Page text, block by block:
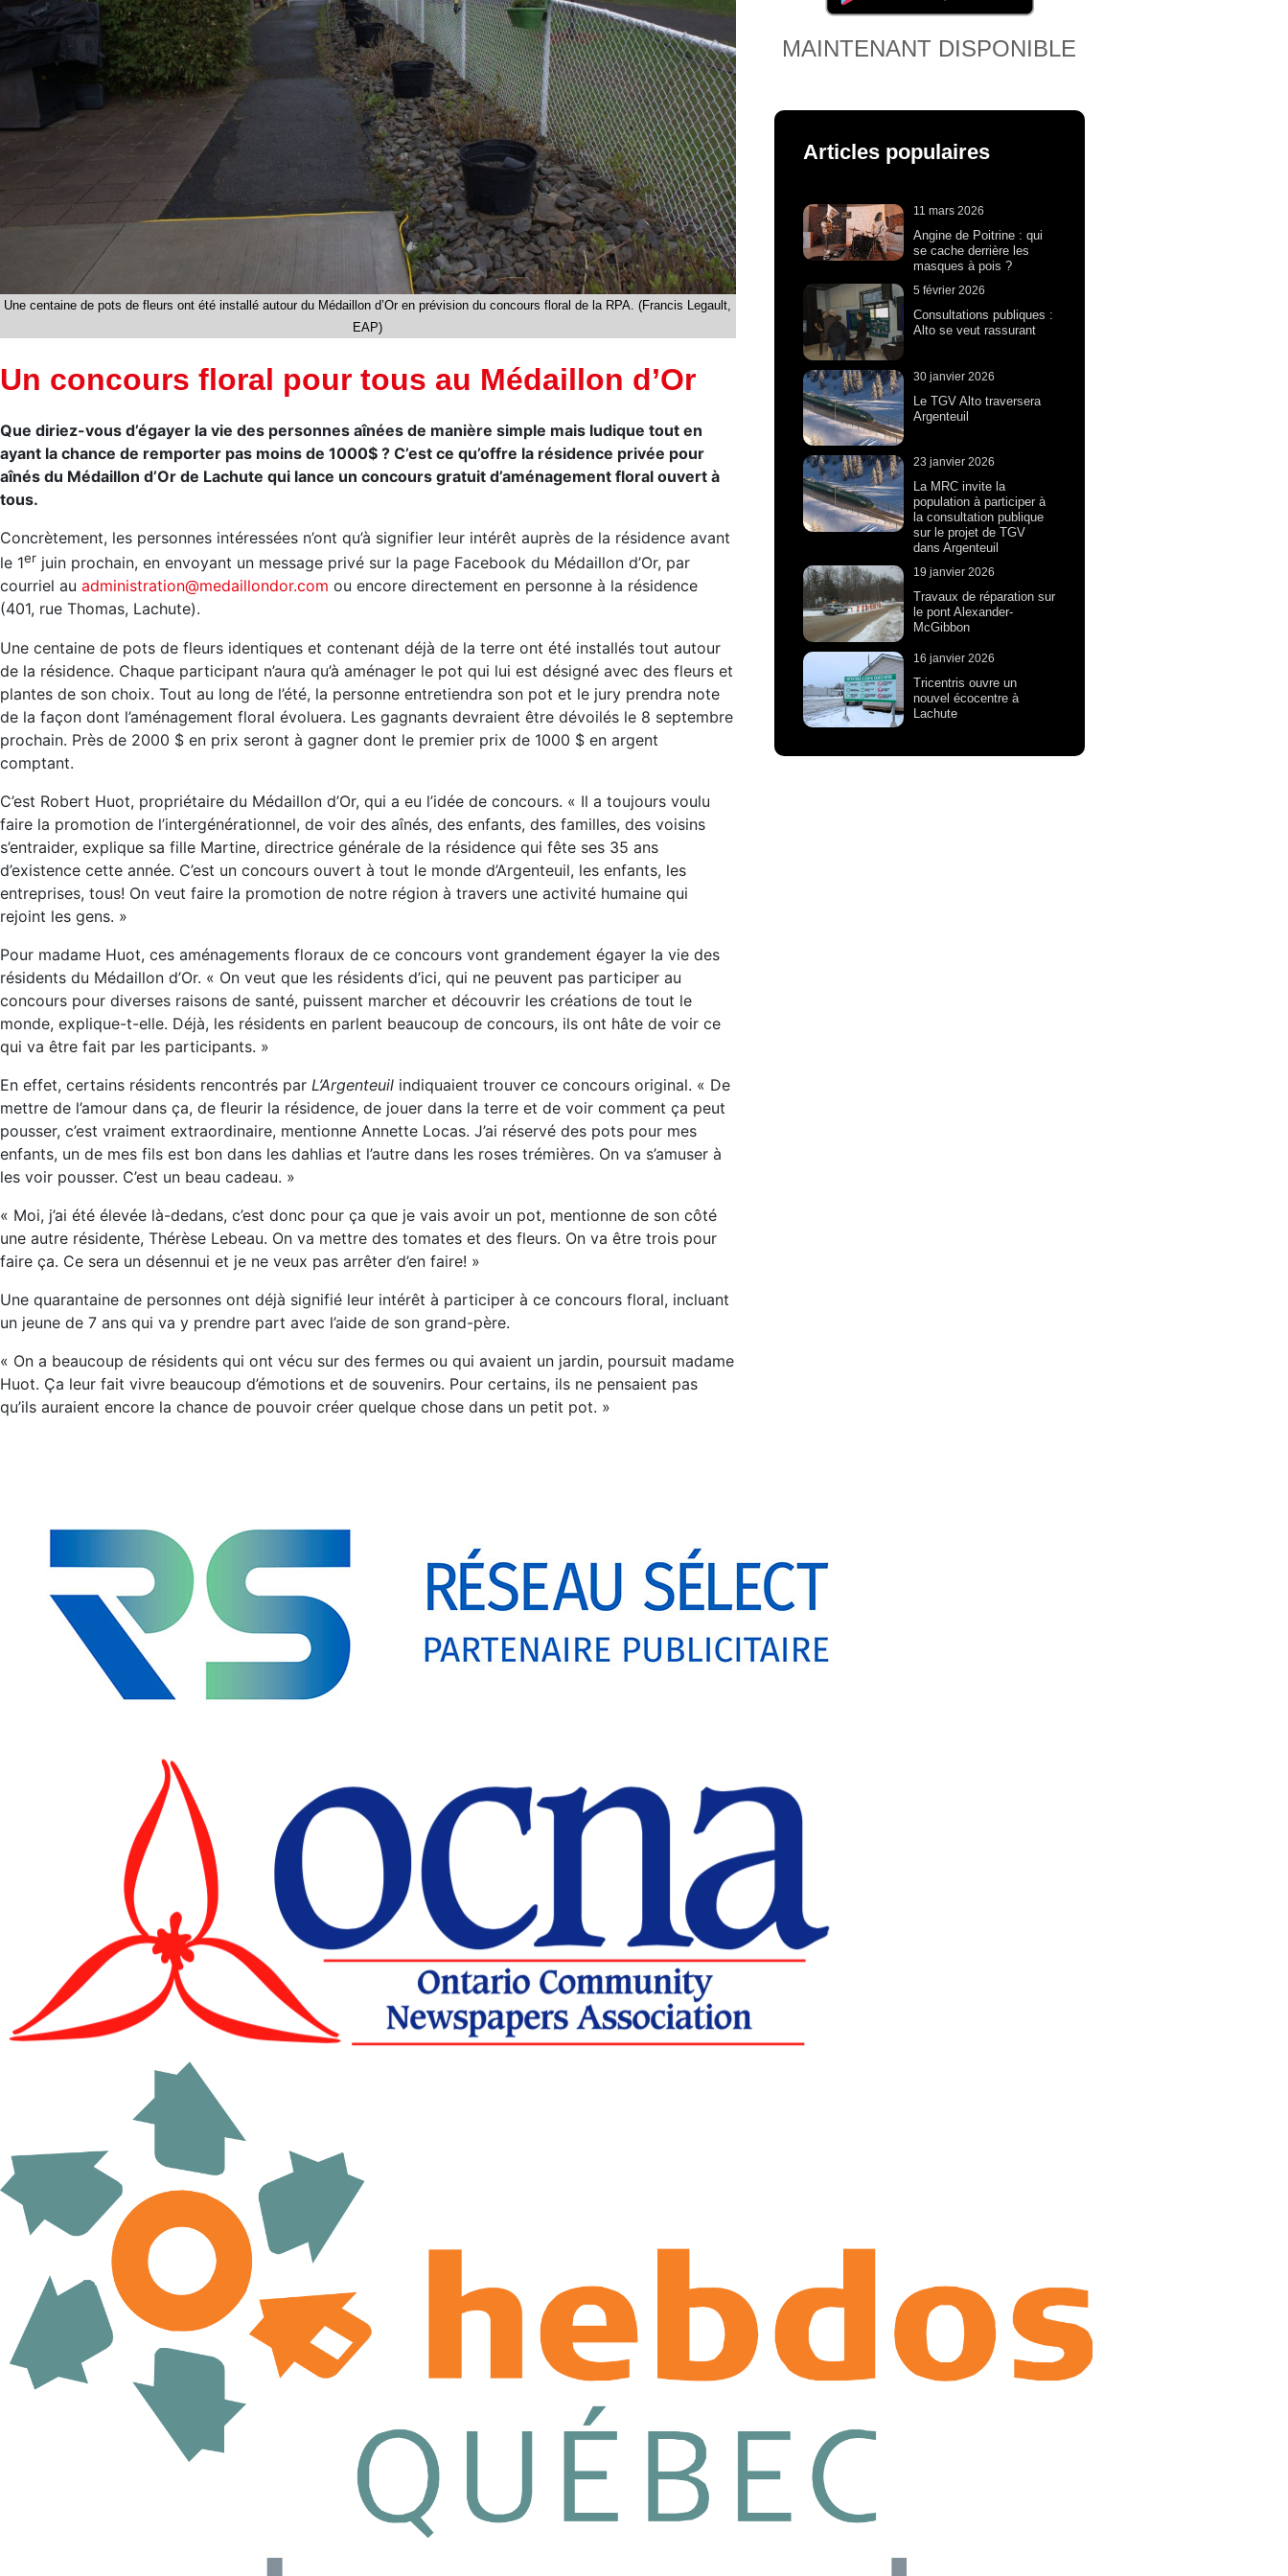
Une centaine de pots de fleurs ont été installé autour du Médaillon d’Or en prévision du concours floral de la RPA. (Francis Legault,
EAP)
Un concours floral pour tous au Médaillon d’Or
Que diriez-vous d’égayer la vie des personnes aînées de manière simple mais ludique tout en
ayant la chance de remporter pas moins de 1000$ ? C’est ce qu’offre la résidence privée pour
aînés du Médaillon d’Or de Lachute qui lance un concours gratuit d’aménagement floral ouvert à
tous.
Concrètement, les personnes intéressées n’ont qu’à signifier leur intérêt auprès de la résidence avant
le 1er juin prochain, en envoyant un message privé sur la page Facebook du Médaillon d’Or, par
courriel au administration@medaillondor.com ou encore directement en personne à la résidence
(401, rue Thomas, Lachute).
Une centaine de pots de fleurs identiques et contenant déjà de la terre ont été installés tout autour
de la résidence. Chaque participant n’aura qu’à aménager le pot qui lui est désigné avec des fleurs et
plantes de son choix. Tout au long de l’été, la personne entretiendra son pot et le jury prendra note
de la façon dont l’aménagement floral évoluera. Les gagnants devraient être dévoilés le 8 septembre
prochain. Près de 2000 $ en prix seront à gagner dont le premier prix de 1000 $ en argent
comptant.
C’est Robert Huot, propriétaire du Médaillon d’Or, qui a eu l’idée de concours. « Il a toujours voulu
faire la promotion de l’intergénérationnel, de voir des aînés, des enfants, des familles, des voisins
s’entraider, explique sa fille Martine, directrice générale de la résidence qui fête ses 35 ans
d’existence cette année. C’est un concours ouvert à tout le monde d’Argenteuil, les enfants, les
entreprises, tous! On veut faire la promotion de notre région à travers une activité humaine qui
rejoint les gens. »
Pour madame Huot, ces aménagements floraux de ce concours vont grandement égayer la vie des
résidents du Médaillon d’Or. « On veut que les résidents d’ici, qui ne peuvent pas participer au
concours pour diverses raisons de santé, puissent marcher et découvrir les créations de tout le
monde, explique-t-elle. Déjà, les résidents en parlent beaucoup de concours, ils ont hâte de voir ce
qui va être fait par les participants. »
En effet, certains résidents rencontrés par L’Argenteuil indiquaient trouver ce concours original. « De
mettre de l’amour dans ça, de fleurir la résidence, de jouer dans la terre et de voir comment ça peut
pousser, c’est vraiment extraordinaire, mentionne Annette Locas. J’ai réservé des pots pour mes
enfants, un de mes fils est bon dans les dahlias et l’autre dans les roses trémières. On va s’amuser à
les voir pousser. C’est un beau cadeau. »
« Moi, j’ai été élevée là-dedans, c’est donc pour ça que je vais avoir un pot, mentionne de son côté
une autre résidente, Thérèse Lebeau. On va mettre des tomates et des fleurs. On va être trois pour
faire ça. Ce sera un désennui et je ne veux pas arrêter d’en faire! »
Une quarantaine de personnes ont déjà signifié leur intérêt à participer à ce concours floral, incluant
un jeune de 7 ans qui va y prendre part avec l’aide de son grand-père.
« On a beaucoup de résidents qui ont vécu sur des fermes ou qui avaient un jardin, poursuit madame
Huot. Ça leur fait vivre beaucoup d’émotions et de souvenirs. Pour certains, ils ne pensaient pas
qu’ils auraient encore la chance de pouvoir créer quelque chose dans un petit pot. »
MAINTENANT DISPONIBLE
Articles populaires
11 mars 2026
Angine de Poitrine : qui
se cache derrière les
masques à pois ?
5 février 2026
Consultations publiques :
Alto se veut rassurant
30 janvier 2026
Le TGV Alto traversera
Argenteuil
23 janvier 2026
La MRC invite la
population à participer à
la consultation publique
sur le projet de TGV
dans Argenteuil
19 janvier 2026
Travaux de réparation sur
le pont Alexander-
McGibbon
16 janvier 2026
Tricentris ouvre un
nouvel écocentre à
Lachute